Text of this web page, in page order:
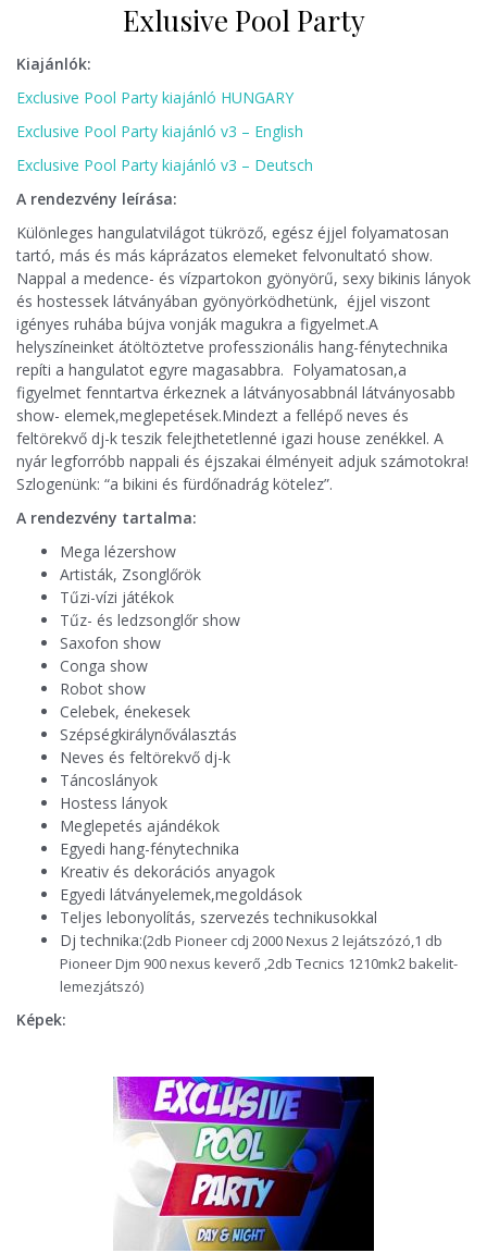
Exlusive Pool Party
Kiajánlók:
Exclusive Pool Party kiajánló HUNGARY
Exclusive Pool Party kiajánló v3 – English
Exclusive Pool Party kiajánló v3 – Deutsch
A rendezvény leírása:
Különleges hangulatvilágot tükröző, egész éjjel folyamatosan
tartó, más és más káprázatos elemeket felvonultató show.
Nappal a medence- és vízpartokon gyönyörű, sexy bikinis lányok
és hostessek látványában gyönyörködhetünk, éjjel viszont
igényes ruhába bújva vonják magukra a figyelmet.A
helyszíneinket átöltöztetve professzionális hang-fénytechnika
repíti a hangulatot egyre magasabbra. Folyamatosan,a
figyelmet fenntartva érkeznek a látványosabbnál látványosabb
show- elemek,meglepetések.Mindezt a fellépő neves és
feltörekvő dj-k teszik felejthetetlenné igazi house zenékkel. A
nyár legforróbb nappali és éjszakai élményeit adjuk számotokra!
Szlogenünk: “a bikini és fürdőnadrág kötelez”.
A rendezvény tartalma:
Mega lézershow
Artisták, Zsonglőrök
Tűzi-vízi játékok
Tűz- és ledzsonglőr show
Saxofon show
Conga show
Robot show
Celebek, énekesek
Szépségkirálynőválasztás
Neves és feltörekvő dj-k
Táncoslányok
Hostess lányok
Meglepetés ajándékok
Egyedi hang-fénytechnika
Kreativ és dekorációs anyagok
Egyedi látványelemek,megoldások
Teljes lebonyolítás, szervezés technikusokkal
Dj technika:(2db Pioneer cdj 2000 Nexus 2 lejátszózó,1 db
Pioneer Djm 900 nexus keverő ,2db Tecnics 1210mk2 bakelit-
lemezjátszó)
Képek: